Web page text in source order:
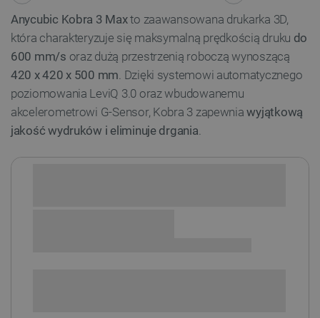
Anycubic Kobra 3 Maxto zaawansowana drukarka 3D,
która charakteryzuje się maksymalną prędkością druku do
600 mm/s oraz dużą przestrzenią roboczą wynoszącą
420 x 420 x 500 mm. Dzięki systemowi automatycznego
poziomowania LeviQ 3.0 oraz wbudowanemu
akcelerometrowi G-Sensor, Kobra 3 zapewniawyjątkową
jakość wydruków i eliminuje drgania.